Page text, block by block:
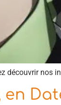
découvrir nos
en